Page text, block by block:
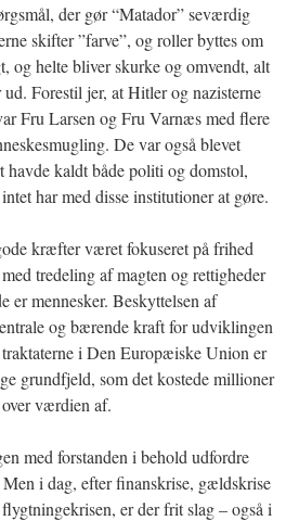
der gør “Matador” seværdig
skifter ”farve”, og roller byttes om
og helte bliver skurke og omvendt, alt
Forestil jer, at Hitler og nazisterne
Fru Larsen og Fru Varnæs med flere
De var også blevet
havde kaldt både politi og domstol,
har med disse institutioner at gøre.
kræfter været fokuseret på frihed
tredeling af magten og rettigheder
er mennesker. Beskyttelsen af
og bærende kraft for udviklingen
i Den Europæiske Union er
grundfjeld, som det kostede millioner
værdien af.
med forstanden i behold udfordre
i dag, efter finanskrise, gældskrise
er der frit slag – også i